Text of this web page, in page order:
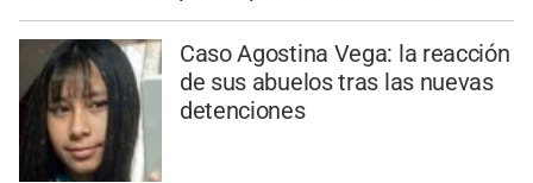
Caso Agostina Vega: la reacción
de sus abuelos tras las nuevas
detenciones